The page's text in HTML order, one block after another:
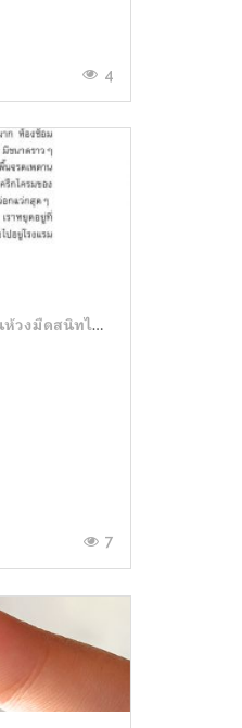
4
มืดสนิทไม่มิดแสง
7